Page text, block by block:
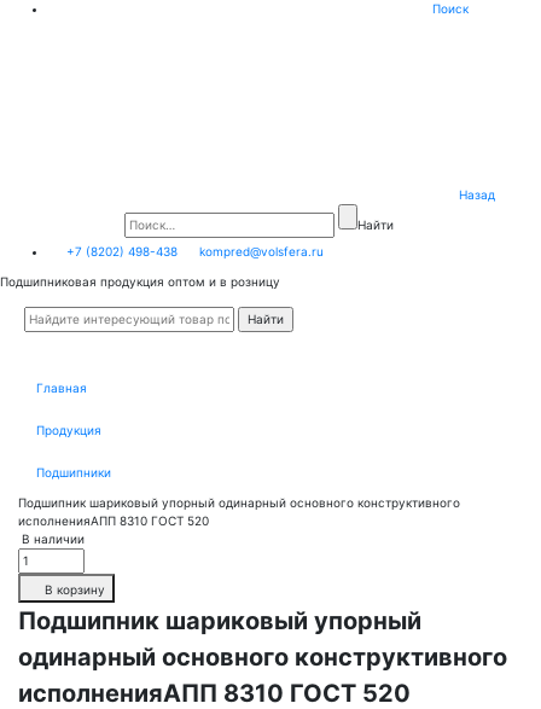
Поиск
Назад
Найти
+7 (8202) 498-438
kompred@volsfera.ru
Подшипниковая продукция оптом и в розницу
Главная
Продукция
Подшипники
Подшипник шариковый упорный одинарный основного конструктивного
исполненияАПП 8310 ГОСТ 520
В наличии
В корзину
Подшипник шариковый упорный
одинарный основного конструктивного
исполненияАПП 8310 ГОСТ 520